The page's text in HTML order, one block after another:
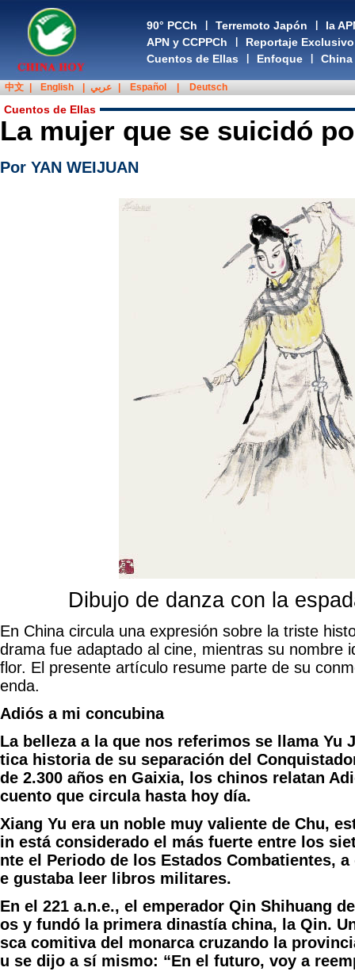
90° PCCh Terremoto Japón
la
APN y CCPPCh
Reportaje Exclusivo
Cuentos de Ellas
Enfoque
中文 English عربي Español Deutsch
Cuentos de Ellas
La mujer que se suicidó
Por YAN WEIJUAN
Dibujo de danza con la
En China circula una expresión sobre la triste
drama fue adaptado al cine, mientras su nombre
flor. El presente artículo resume parte de su
enda.
Adiós a mi concubina
La belleza a la que nos referimos se llama Yu
tica historia de su separación del
de 2.300 años en Gaixia, los chinos relatan
cuento que circula hasta hoy día.
Xiang Yu era un noble muy valiente de Chu,
in está considerado el más fuerte entre los
nte el Periodo de los Estados Combatientes,
e gustaba leer libros militares.
En el 221 a.n.e., el emperador Qin Shihuang
os y fundó la primera dinastía china, la Qin.
sca comitiva del monarca cruzando la
u se dijo a sí mismo: “En el futuro, voy a